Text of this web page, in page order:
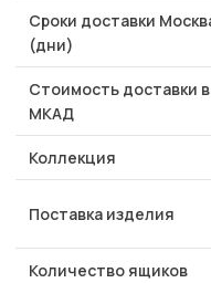
Сроки доставки
(дни)
Стоимость доставки
МКАД
Коллекция
Поставка изделия
Количество ящиков